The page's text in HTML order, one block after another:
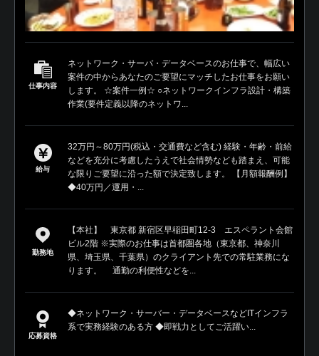
仕事内容
ネットワーク・サーバ・データベースのお仕事で、幅広い
案件の中からあなたのご要望にマッチしたお仕事をお願い
します。 ☆案件一例☆ ○ネットワークインフラ設計・構築
作業(要件定義以降のネットワ...
給与
32万円～80万円(税込・交通費など含む) 経験・年齢・前給
などを充分に考慮したうえで社会情勢なども踏まえ、可能
な限りご要望に沿った額で決定致します。 【月額報酬例】
◆40万円／運用・...
勤務地
【本社】 東京都 新宿区早稲田町12-3 エスペラント会館
ビル2階 ※実際のお仕事は首都圏各地（東京都、神奈川
県、埼玉県、千葉県）のクライアント先での常駐業務にな
ります。 通勤の利便性などを...
応募資格
◆ネットワーク・サーバー・データベースなどITインフラ
系で実務経験のある方 ◆即戦力としてご活躍い...